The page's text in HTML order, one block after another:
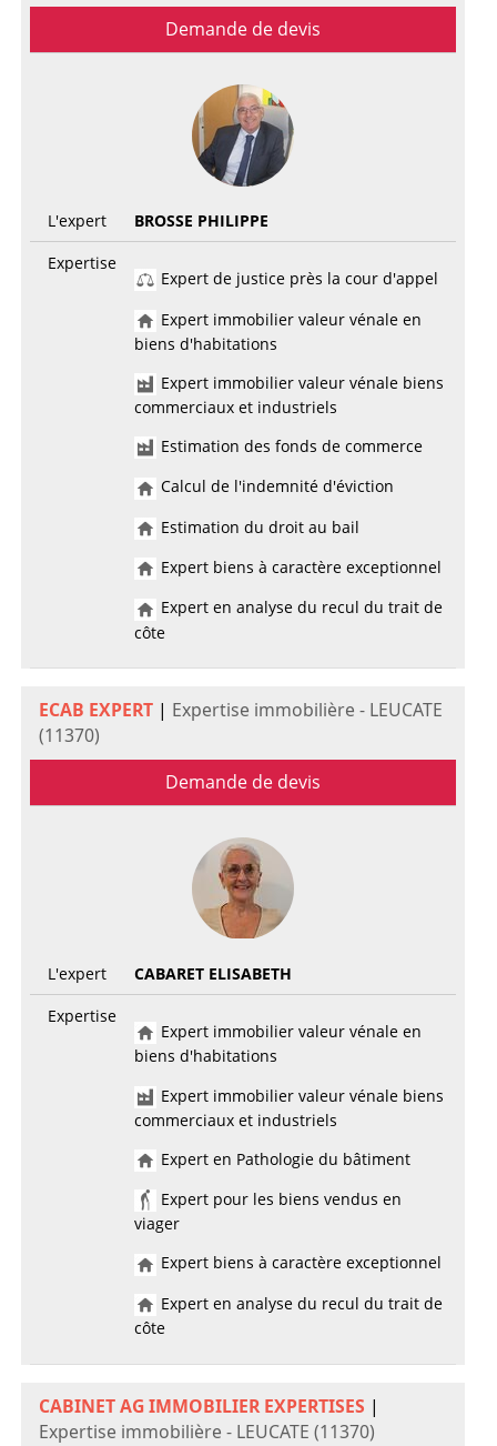
Demande de devis
L'expert
BROSSE PHILIPPE
Expertise
Expert de justice près la cour d'appel
Expert immobilier valeur vénale en
biens d'habitations
Expert immobilier valeur vénale biens
commerciaux et industriels
Estimation des fonds de commerce
Calcul de l'indemnité d'éviction
Estimation du droit au bail
Expert biens à caractère exceptionnel
Expert en analyse du recul du trait de
côte
ECAB EXPERT| Expertise immobilière - LEUCATE
(11370)
Demande de devis
L'expert
CABARET ELISABETH
Expertise
Expert immobilier valeur vénale en
biens d'habitations
Expert immobilier valeur vénale biens
commerciaux et industriels
Expert en Pathologie du bâtiment
Expert pour les biens vendus en
viager
Expert biens à caractère exceptionnel
Expert en analyse du recul du trait de
côte
CABINET AG IMMOBILIER EXPERTISES |
Expertise immobilière - LEUCATE (11370)